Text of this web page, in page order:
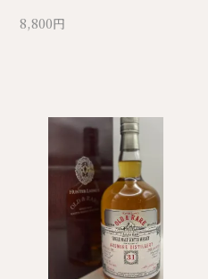
8,800円